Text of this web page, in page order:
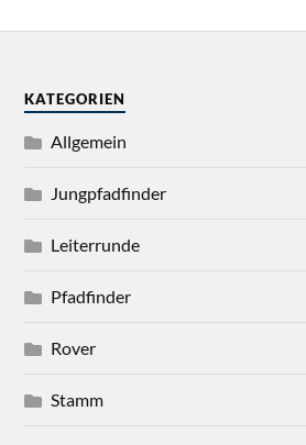
KATEGORIEN
Allgemein
Jungpfadfinder
Leiterrunde
Pfadfinder
Rover
Stamm